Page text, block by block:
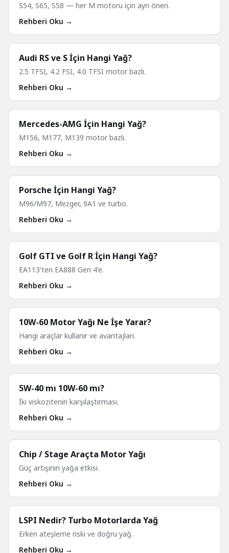
S54, S65, S58 — her M motoru için ayrı öneri.
Rehberi Oku →
Audi RS ve S İçin Hangi Yağ?
2.5 TFSI, 4.2 FSI, 4.0 TFSI motor bazlı.
Rehberi Oku →
Mercedes-AMG İçin Hangi Yağ?
M156, M177, M139 motor bazlı.
Rehberi Oku →
Porsche İçin Hangi Yağ?
M96/M97, Mezger, 9A1 ve turbo.
Rehberi Oku →
Golf GTI ve Golf R İçin Hangi Yağ?
EA113'ten EA888 Gen 4'e.
Rehberi Oku →
10W-60 Motor Yağı Ne İşe Yarar?
Hangi araçlar kullanır ve avantajları.
Rehberi Oku →
5W-40 mı 10W-60 mı?
İki viskozitenin karşılaştırması.
Rehberi Oku →
Chip / Stage Araçta Motor Yağı
Güç artışının yağa etkisi.
Rehberi Oku →
LSPI Nedir? Turbo Motorlarda Yağ
Erken ateşleme riski ve doğru yağ.
Rehberi Oku →